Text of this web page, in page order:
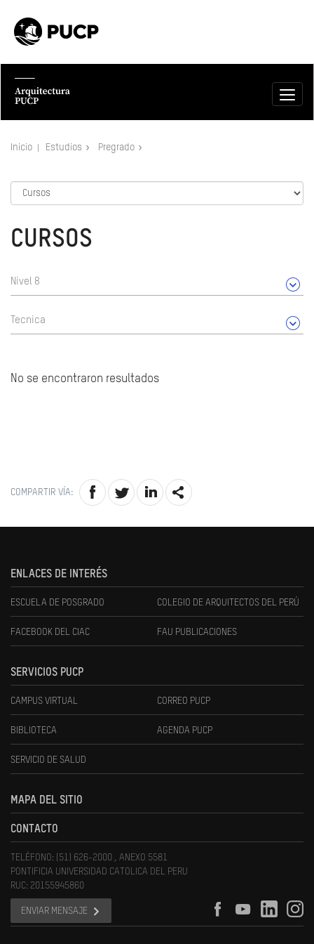
Inicio Estudios Pregrado
CURSOS
Nivel 8
Tecnica
No se encontraron resultados
COMPARTIR VÍA:
ENLACES DE INTERÉS
ESCUELA DE POSGRADO COLEGIO DE ARQUITECTOS DEL PERÚ
FACEBOOK DEL CIAC FAU PUBLICACIONES
SERVICIOS PUCP
CAMPUS VIRTUAL CORREO PUCP
BIBLIOTECA AGENDA PUCP
SERVICIO DE SALUD
MAPA DEL SITIO
CONTACTO
TELÉFONO: (51) 626-2000 , ANEXO 5581
PONTIFICIA UNIVERSIDAD CATOLICA DEL PERU
RUC: 20155945860
ENVIAR MENSAJE